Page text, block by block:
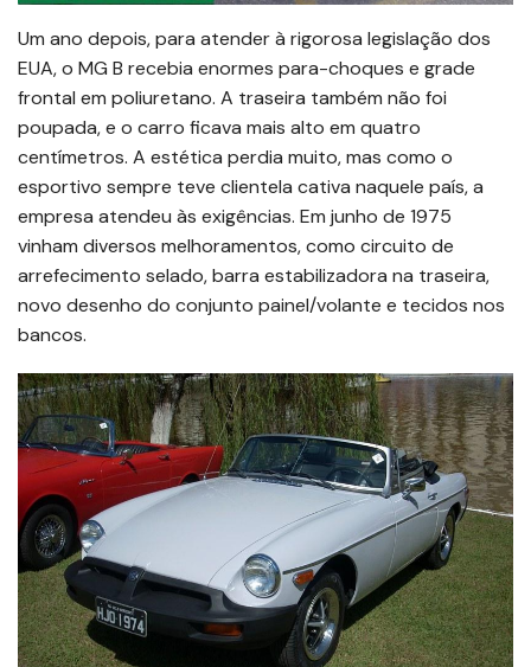
Um ano depois, para atender à rigorosa legislação dos
EUA, o MG B recebia enormes para-choques e grade
frontal em poliuretano. A traseira também não foi
poupada, e o carro ficava mais alto em quatro
centímetros. A estética perdia muito, mas como o
esportivo sempre teve clientela cativa naquele país, a
empresa atendeu às exigências. Em junho de 1975
vinham diversos melhoramentos, como circuito de
arrefecimento selado, barra estabilizadora na traseira,
novo desenho do conjunto painel/volante e tecidos nos
bancos.